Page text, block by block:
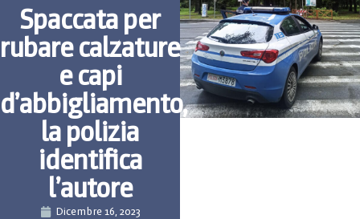
Spaccata per
rubare calzature
e capi
d’abbigliamento,
la polizia
identifica
l’autore
Dicembre 16, 2023